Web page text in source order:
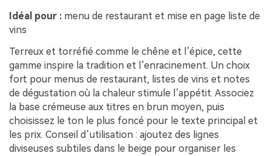
Idéal pour : menu de restaurant et mise en page liste de
vins
Terreux et torréfié comme le chêne et l’épice, cette
gamme inspire la tradition et l’enracinement. Un choix
fort pour menus de restaurant, listes de vins et notes
de dégustation où la chaleur stimule l’appétit. Associez
la base crémeuse aux titres en brun moyen, puis
choisissez le ton le plus foncé pour le texte principal et
les prix. Conseil d’utilisation : ajoutez des lignes
diviseuses subtiles dans le beige pour organiser les